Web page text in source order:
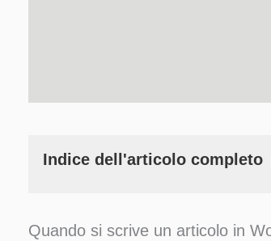
Indice dell'articolo completo
Quando si scrive un articolo in